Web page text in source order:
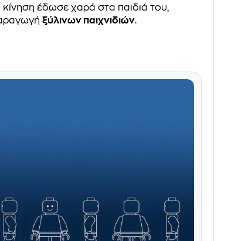
κίνηση έδωσε χαρά στα παιδιά του,
ξύλινων παιχνιδιών.